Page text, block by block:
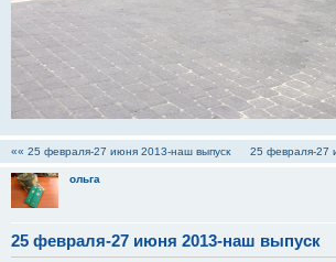
«« 25 февраля-27 июня 2013-наш выпуск 25 февраля-27
ольга
25 февраля-27 июня 2013-наш выпуск